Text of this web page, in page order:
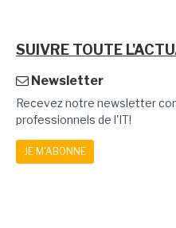
SUIVRE TOUTE
Newsletter
Recevez notre newsletter
professionnels de l'IT!
JE M'ABONNE